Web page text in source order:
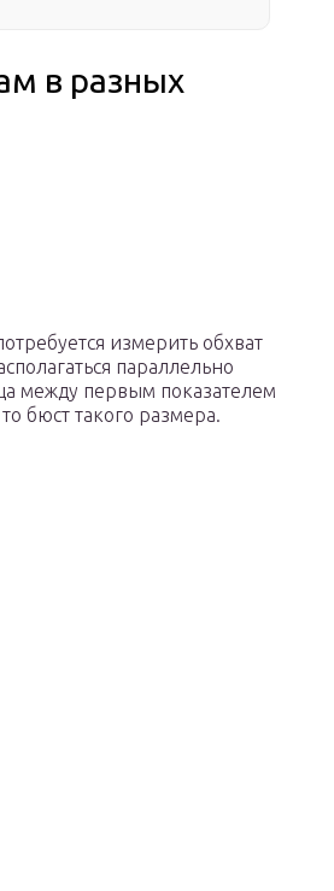
в разных
измерить обхват
параллельно
между первым показателем
бюст такого размера.